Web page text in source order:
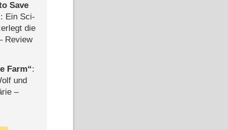
Save
: Ein Sci-
die
Review
Farm :
und
–